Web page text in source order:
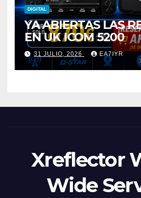
DIGITAL
YA ABIERTAS LAS
EN UK ICOM 5200
31 JULIO, 2026 EA7IYR
Xreflector
Wide